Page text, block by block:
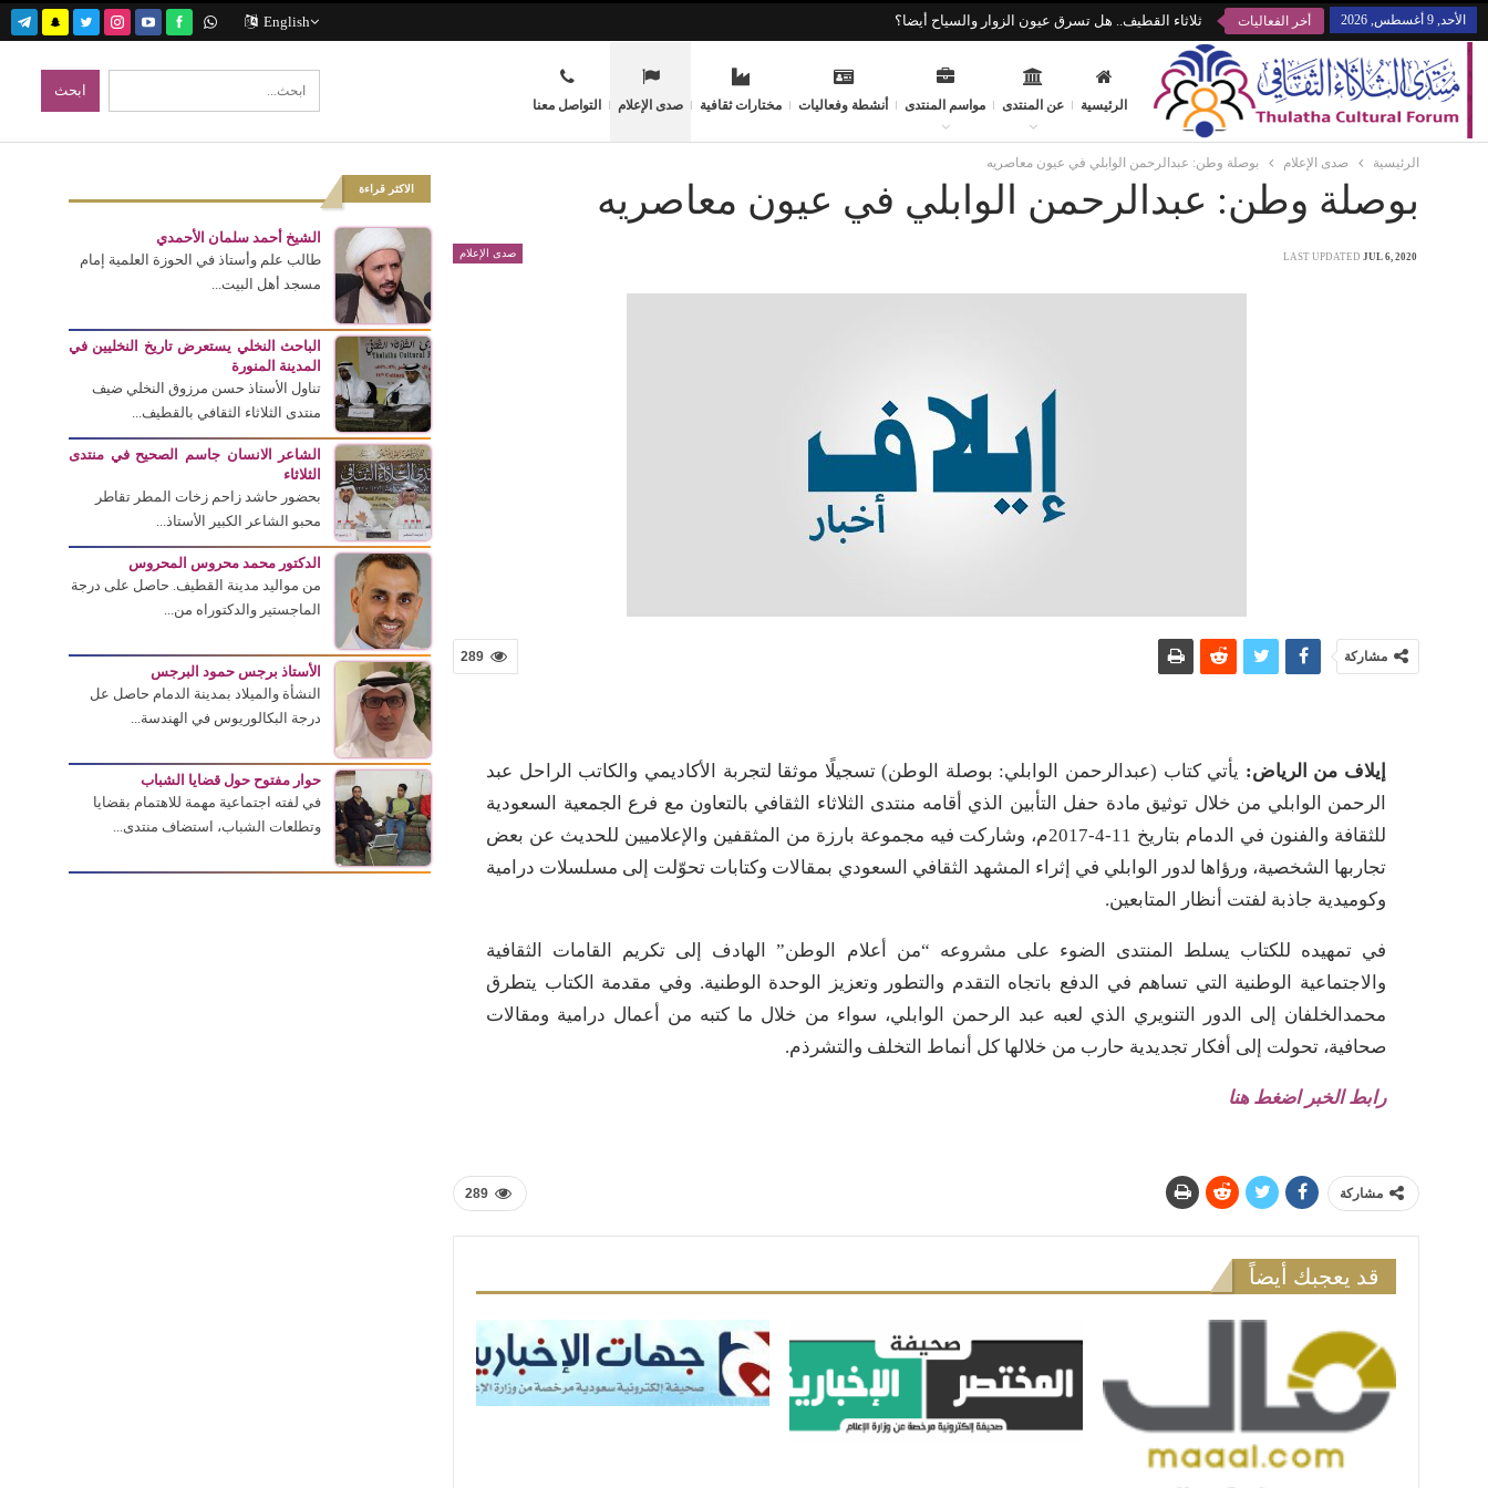
English الأحد, 9 أغسطس, 2026 أخر الفعاليات ثلاثاء القطيف.. هل تسرق عيون الزوار والسياح أيضا؟
الرئيسية عن المنتدى مواسم المنتدى أنشطة وفعاليات مختارات ثقافية صدى الإعلام التواصل معنا
الرئيسية صدى الإعلام بوصلة وطن: عبدالرحمن الوابلي في عيون معاصريه
بوصلة وطن: عبدالرحمن الوابلي في عيون معاصريه
صدى الإعلام LAST UPDATED JUL 6, 2020
289 مشاركة
إيلاف من الرياض: يأتي كتاب (عبدالرحمن الوابلي: بوصلة الوطن) تسجيلًا موثقا لتجربة الأكاديمي والكاتب الراحل عبد
الرحمن الوابلي من خلال توثيق مادة حفل التأبين الذي أقامه منتدى الثلاثاء الثقافي بالتعاون مع فرع الجمعية السعودية
للثقافة والفنون في الدمام بتاريخ 11-4-2017م، وشاركت فيه مجموعة بارزة من المثقفين والإعلاميين للحديث عن بعض
تجاربها الشخصية، ورؤاها لدور الوابلي في إثراء المشهد الثقافي السعودي بمقالات وكتابات تحوّلت إلى مسلسلات درامية
وكوميدية جاذبة لفتت أنظار المتابعين.
في تمهيده للكتاب يسلط المنتدى الضوء على مشروعه “من أعلام الوطن” الهادف إلى تكريم القامات الثقافية
والاجتماعية الوطنية التي تساهم في الدفع باتجاه التقدم والتطور وتعزيز الوحدة الوطنية. وفي مقدمة الكتاب يتطرق
محمدالخلفان إلى الدور التنويري الذي لعبه عبد الرحمن الوابلي، سواء من خلال ما كتبه من أعمال درامية ومقالات
صحافية، تحولت إلى أفكار تجديدية حارب من خلالها كل أنماط التخلف والتشرذم.
رابط الخبر اضغط هنا
289 مشاركة
قد يعجبك أيضاً
الاكثر قراءة
الشيخ أحمد سلمان الأحمدي
طالب علم وأستاذ في الحوزة العلمية إمام
مسجد أهل البيت...
الباحث النخلي يستعرض تاريخ النخليين في
المدينة المنورة
تناول الأستاذ حسن مرزوق النخلي ضيف
منتدى الثلاثاء الثقافي بالقطيف...
الشاعر الانسان جاسم الصحيح في منتدى
الثلاثاء
بحضور حاشد زاحم زخات المطر تقاطر
محبو الشاعر الكبير الأستاذ...
الدكتور محمد محروس المحروس
من مواليد مدينة القطيف. حاصل على درجة
الماجستير والدكتوراه من...
الأستاذ برجس حمود البرجس
النشأة والميلاد بمدينة الدمام حاصل عل
درجة البكالوريوس في الهندسة...
حوار مفتوح حول قضايا الشباب
في لفته اجتماعية مهمة للاهتمام بقضايا
وتطلعات الشباب، استضاف منتدى...